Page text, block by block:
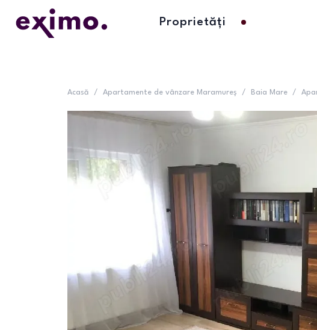
Proprietăți
Acasă / Apartamente de vânzare Maramureș / Baia Mare /